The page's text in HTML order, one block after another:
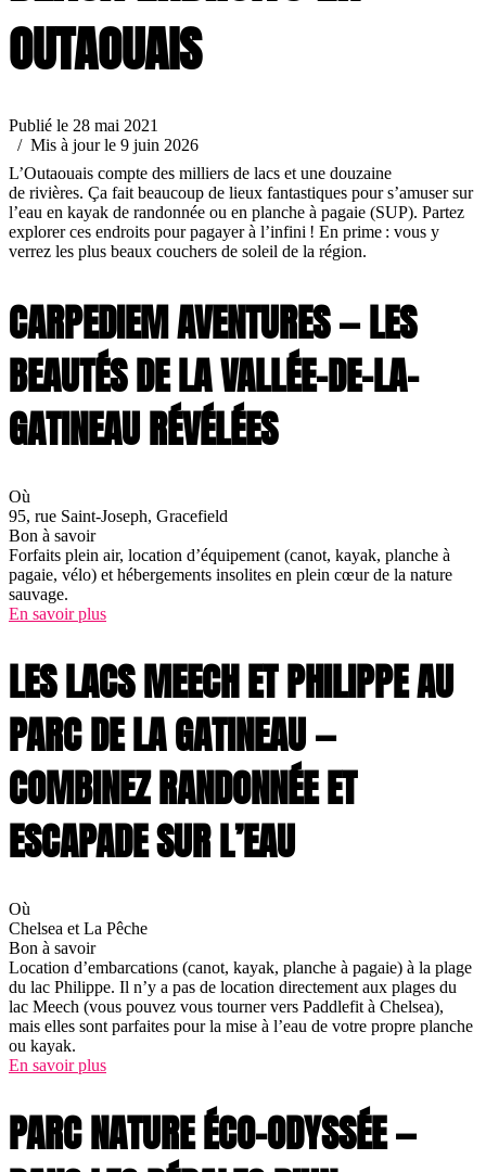
OUTAOUAIS
Publié le 28 mai 2021
/ Mis à jour le 9 juin 2026
L’Outaouais compte des milliers de lacs et une douzaine
de rivières. Ça fait beaucoup de lieux fantastiques pour s’amuser sur
l’eau en kayak de randonnée ou en planche à pagaie (SUP). Partez
explorer ces endroits pour pagayer à l’infini ! En prime : vous y
verrez les plus beaux couchers de soleil de la région.
CARPEDIEM AVENTURES — LES
BEAUTÉS DE LA VALLÉE-DE-LA-
GATINEAU RÉVÉLÉES
Où
95, rue Saint-Joseph, Gracefield
Bon à savoir
Forfaits plein air, location d’équipement (canot, kayak, planche à
pagaie, vélo) et hébergements insolites en plein cœur de la nature
sauvage.
En savoir plus
LES LACS MEECH ET PHILIPPE AU
PARC DE LA GATINEAU —
COMBINEZ RANDONNÉE ET
ESCAPADE SUR L’EAU
Où
Chelsea et La Pêche
Bon à savoir
Location d’embarcations (canot, kayak, planche à pagaie) à la plage
du lac Philippe. Il n’y a pas de location directement aux plages du
lac Meech (vous pouvez vous tourner vers Paddlefit à Chelsea),
mais elles sont parfaites pour la mise à l’eau de votre propre planche
ou kayak.
En savoir plus
PARC NATURE ÉCO-ODYSSÉE —